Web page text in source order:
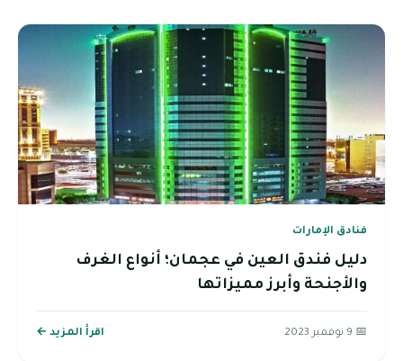
فنادق الإمارات
دليل فندق العين في عجمان؛ أنواع الغرف
والأجنحة وأبرز مميزاتها
📅 9 نوفمبر 2023 اقرأ المزيد ←